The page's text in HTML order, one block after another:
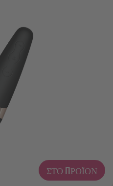
ΣΤΟ ΠΡΟΪΌΝ